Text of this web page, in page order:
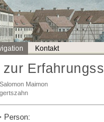
Kontakt
Maimon
Person: